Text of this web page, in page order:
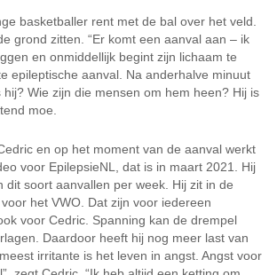
basketballer rent met de bal over het veld.
grond zitten. “Er komt een aanval aan – ik
en onmiddellijk begint zijn lichaam te
epileptische aanval. Na anderhalve minuut
hij? Wie zijn die mensen om hem heen? Hij is
moe.
en op het moment van de aanval werkt
voor EpilepsieNL, dat is in maart 2021. Hij
dit soort aanvallen per week. Hij zit in de
het VWO. Dat zijn voor iedereen
voor Cedric. Spanning kan de drempel
Daardoor heeft hij nog meer last van
irritante is het leven in angst. Angst voor